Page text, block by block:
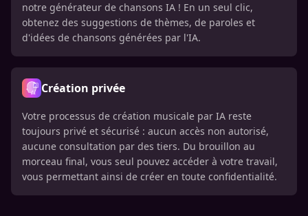
notre générateur de chansons IA ! En un seul clic,
obtenez des suggestions de thèmes, de paroles et
d'idées de chansons générées par l'IA.
Création privée
Votre processus de création musicale par IA reste
toujours privé et sécurisé : aucun accès non autorisé,
aucune consultation par des tiers. Du brouillon au
morceau final, vous seul pouvez accéder à votre travail,
vous permettant ainsi de créer en toute confidentialité.